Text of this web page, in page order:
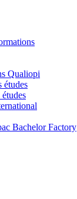
Qualiopi
études
études
Bachelor Factory